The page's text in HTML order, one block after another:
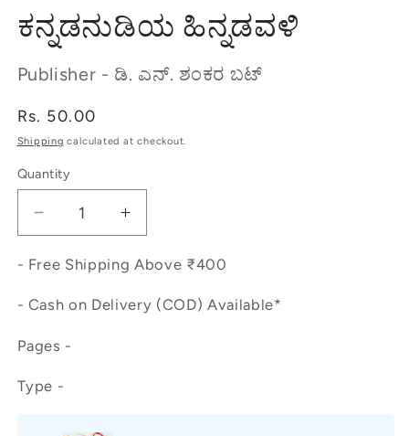
ಕನ್ನಡನುಡಿಯ ಹಿನ್ನಡವಳಿ
Publisher - ಡಿ. ಎನ್. ಶಂಕರ ಬಟ್
Regular
price
Rs. 50.00
Shipping calculated at checkout.
Quantity
Decrease
quantity
for
ಹಿನ್ನಡವಳಿ
Increase
quantity
for
ಹಿನ್ನಡವಳಿ
- Free Shipping Above ₹400
- Cash on Delivery (COD) Available*
Pages -
Type -